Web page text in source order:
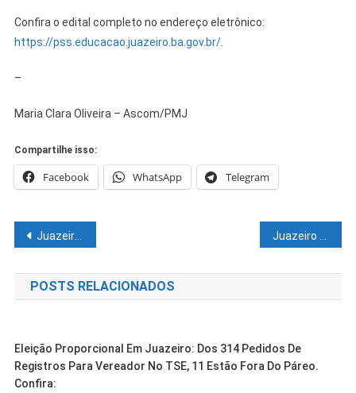
Confira o edital completo no endereço eletrônico:
https://pss.educacao.juazeiro.ba.gov.br/.
–
Maria Clara Oliveira – Ascom/PMJ
Compartilhe isso:
Facebook WhatsApp Telegram
Navegação
de
Post
Juazeiro recebe etapa do Circuito Brasileiro de Aquathlon e reforça protagonismo no esporte nacional
POSTS RELACIONADOS
Eleição Proporcional Em Juazeiro: Dos 314 Pedidos De
Registros Para Vereador No TSE, 11 Estão Fora Do Páreo.
Confira: